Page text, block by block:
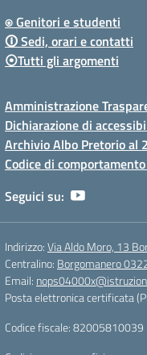
⍟ Genitori e studenti
🛈 Sedi, orari e contatti
⦿Tutti gli argomenti
Amministrazione
Dichiarazione di
Archivio Albo Pretorio al
Codice di
Seguici su:
Indirizzo:Via Aldo Moro, 13
Centralino: Borgomanero
Email:
Posta elettronica certificata
Codice fiscale: 82005810039